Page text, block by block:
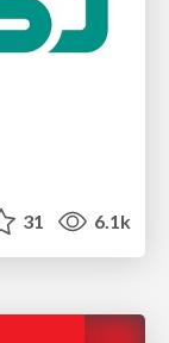
31 6.1k